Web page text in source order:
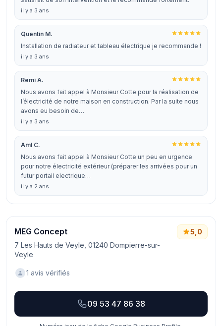
il y a 3 ans
Quentin M.
Installation de radiateur et tableau électrique je recommande !
il y a 3 ans
Remi A.
Nous avons fait appel à Monsieur Cotte pour la réalisation de
l’électricité de notre maison en construction. Par la suite nous
avons eu besoin de…
il y a 3 ans
Aml C.
Nous avons fait appel à Monsieur Cotte un peu en urgence
pour notre électricité extérieur (préparer les arrivées pour un
futur portail electrique…
il y a 2 ans
MEG Concept
7 Les Hauts de Veyle, 01240 Dompierre-sur-
Veyle
5,0
1 avis vérifiés
09 53 47 86 38